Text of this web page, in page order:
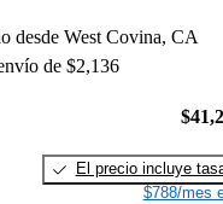
desde West Covina, CA
de $2,136
El precio incluye
$788/mes